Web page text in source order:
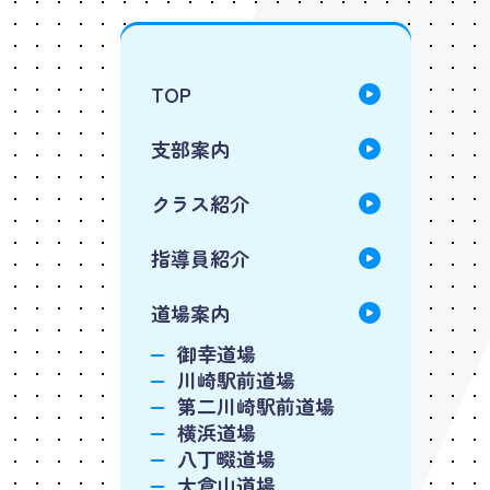
TOP
支部案内
クラス紹介
指導員紹介
道場案内
御幸道場
川崎駅前道場
第二川崎駅前道場
横浜道場
八丁畷道場